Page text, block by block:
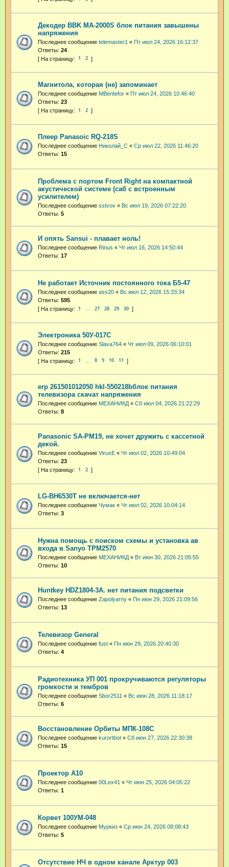
Декодер BBK MA-2000S блок питания завышены
напряжения
Последнее сообщение telemaster1 « Пт июл 24, 2026 16:12:37
Ответы: 24
1 2
Магнитола, которая (не) запоминает
Последнее сообщение MBentefor « Пт июл 24, 2026 10:46:40
Ответы: 23
1 2
Плеер Panasoic RQ-218S
Последнее сообщение Николай_С « Ср июл 22, 2026 11:46:20
Ответы: 15
Проблема с портом Front Right на компактной
акустической системе (саб с встроенным
усилителем)
Последнее сообщение sstvov « Вс июл 19, 2026 07:22:20
Ответы: 5
И опять Sansui - плавает ноль!
Последнее сообщение Rinus « Чт июл 16, 2026 14:50:44
Ответы: 17
Не работает Источник постоянного тока Б5-47
Последнее сообщение ass20 « Вс июл 12, 2026 15:33:34
Ответы: 595
1 … 27 28 29 30
Электроника 50У-017С
Последнее сообщение Slava764 « Чт июл 09, 2026 06:10:01
Ответы: 215
1 8 9 10 11
erp 261501012050 hkl-550218bблок питания
телевизора скачат напряжения
Последнее сообщение МЕХАНИКД« Сб июл 04, 2026 21:22:29
Ответы: 8
Panasonic SA-PM19, не хочет дружить с кассетной
декой.
Последнее сообщение VirusE « Чт июл 02, 2026 10:49:04
Ответы: 23
1 2
LG-BH6530T не включается-нет
Последнее сообщение Чумак « Чт июл 02, 2026 10:04:14
Ответы: 3
Нужна помощь с поиском схемы и установка ав
входа в Sanyo TPM2570
Последнее сообщение МЕХАНИКД « Вт июн 30, 2026 21:05:55
Ответы: 10
Huntkey HDZ1804-3A. нет питания подсветки
Последнее сообщение Zapolyarny « Пн июн 29, 2026 21:09:56
Ответы: 13
Телевизор General
Последнее сообщение fust « Пн июн 29, 2026 20:40:30
Ответы: 4
Радиотехника УП 001 прокручиваются регуляторы
громкости и тембров
Последнее сообщение Sbor2511 « Вс июн 28, 2026 11:18:17
Ответы: 6
Восстановление Орбиты МПК-108С
Последнее сообщение kurortbot « Сб июн 27, 2026 22:30:38
Ответы: 15
Проектор A10
Последнее сообщение 00Lex41 « Чт июн 25, 2026 04:05:22
Ответы: 1
Корвет 100УМ-048
Последнее сообщение Муркиз « Ср июн 24, 2026 08:08:43
Ответы: 5
Отсутствие НЧ в одном канале Арктур 003